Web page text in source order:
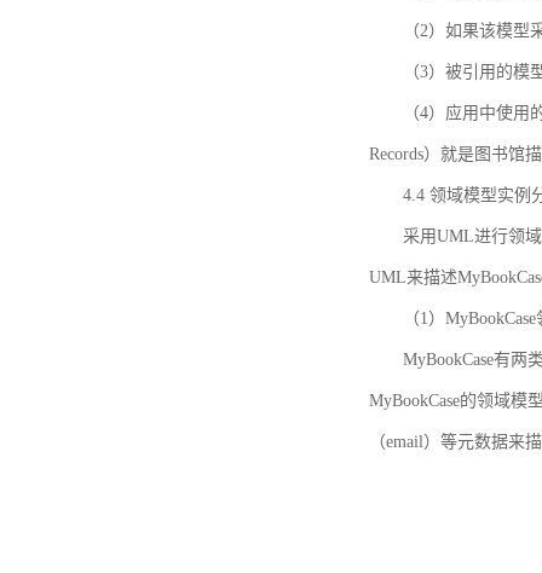
（2）如果该模
（3）被引用的模
（4）应用中使用
Records）就是图书馆
4.4 领域模型实例
采用UML进行领
UML来描述
（1）
MyBookCase有两
MyBookCase的领域模
（email）等元数据来